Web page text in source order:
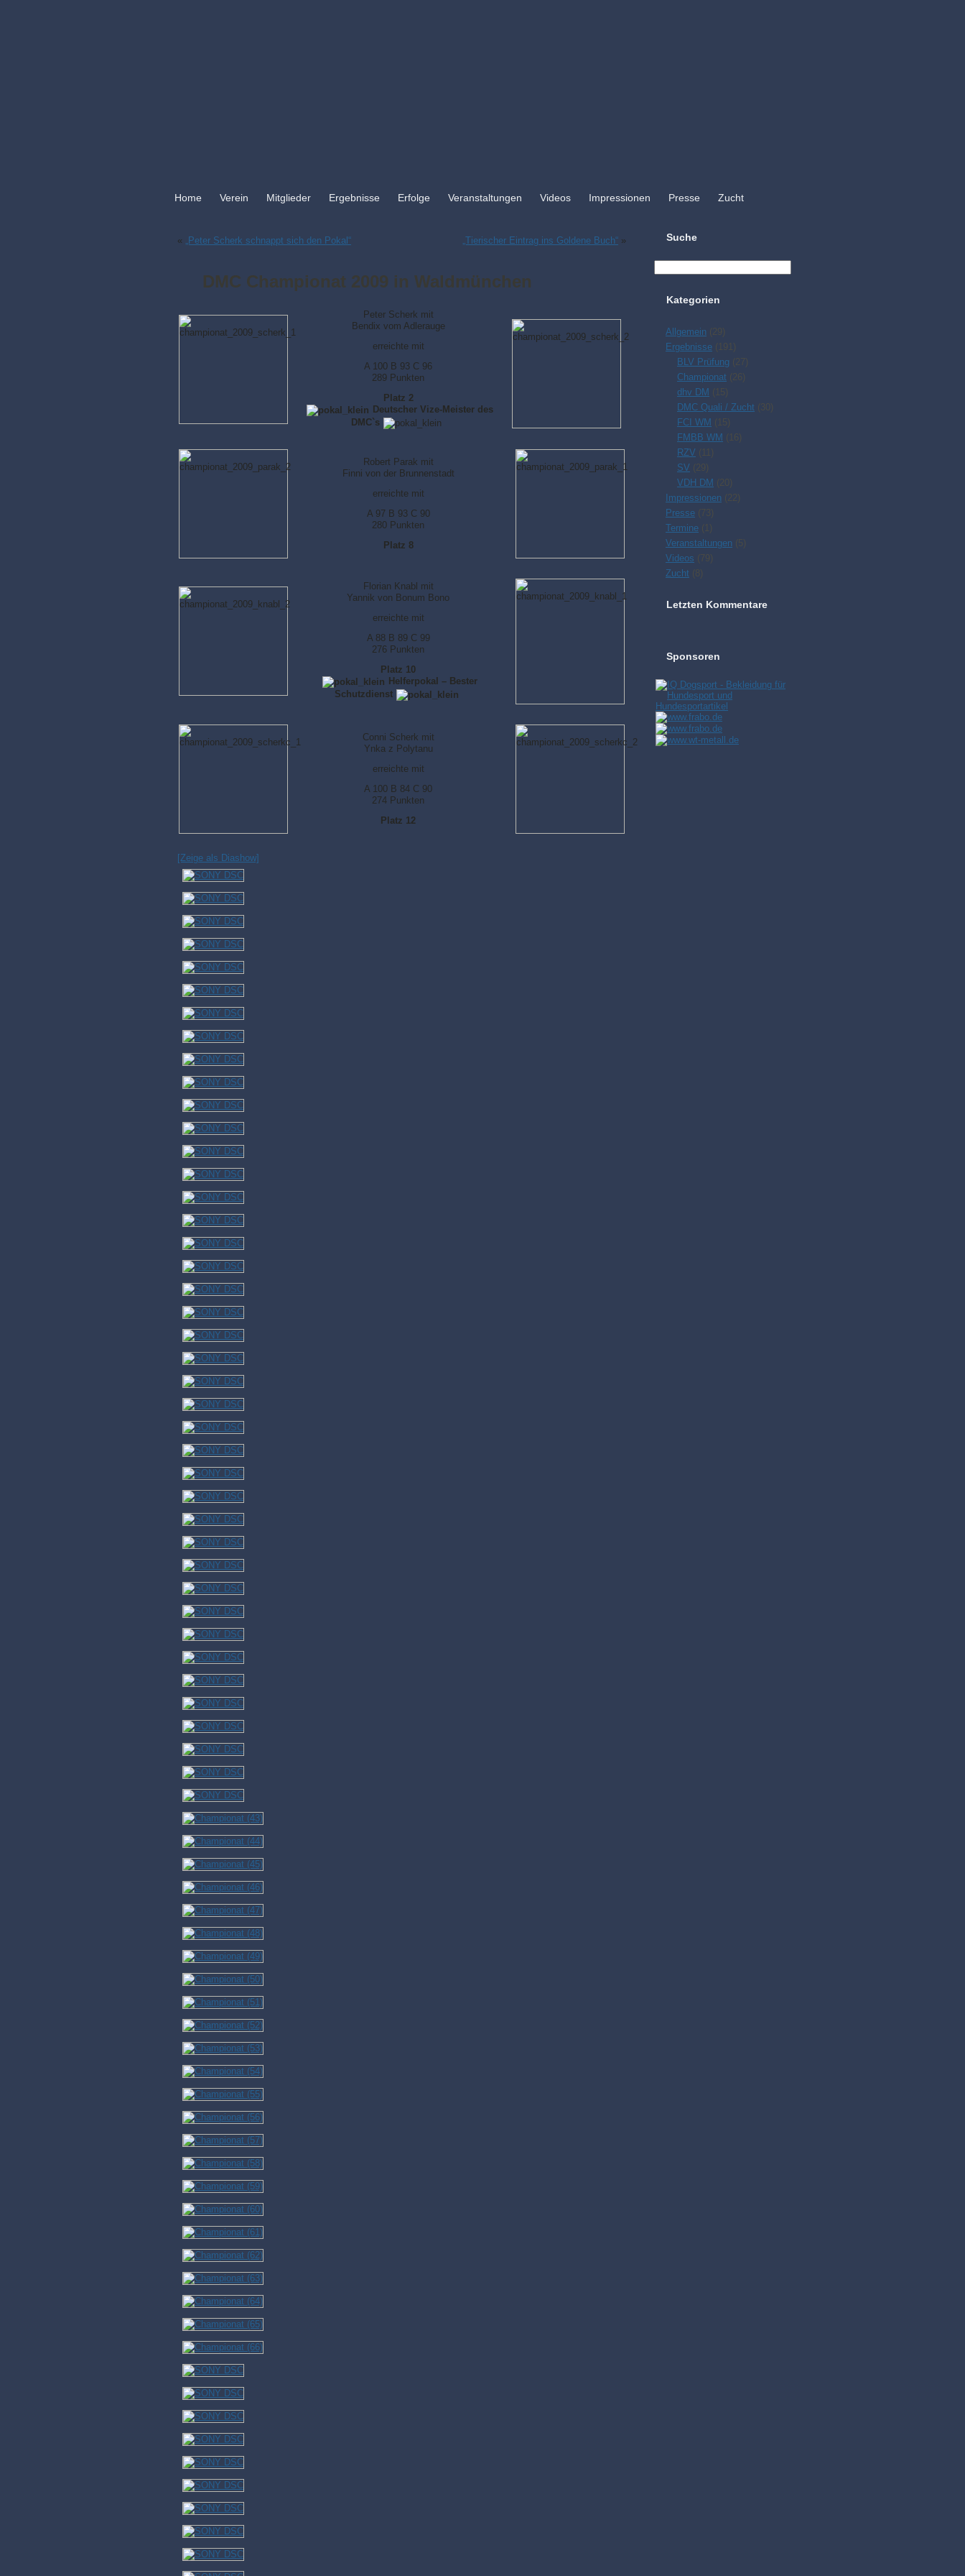
Home Verein Mitglieder Ergebnisse Erfolge Veranstaltungen Videos Impressionen Presse Zucht
« „Peter Scherk schnappt sich den Pokal“ „Tierischer Eintrag ins Goldene Buch“ »
DMC Championat 2009 in Waldmünchen
Peter Scherk mit
Bendix vom Adlerauge
erreichte mit
A 100 B 93 C 96
289 Punkten
Platz 2
Deutscher Vize-Meister des
DMC`s
Robert Parak mit
Finni von der Brunnenstadt
erreichte mit
A 97 B 93 C 90
280 Punkten
Platz 8
Florian Knabl mit
Yannik von Bonum Bono
erreichte mit
A 88 B 89 C 99
276 Punkten
Platz 10
Helferpokal – Bester
Schutzdienst
Conni Scherk mit
Ynka z Polytanu
erreichte mit
A 100 B 84 C 90
274 Punkten
Platz 12
[Zeige als Diashow]
Suche
Kategorien
Allgemein (29)
Ergebnisse (191)
BLV Prüfung (27)
Championat (26)
dhv DM (15)
DMC Quali / Zucht (30)
FCI WM (15)
FMBB WM (16)
RZV (11)
SV (29)
VDH DM (20)
Impressionen (22)
Presse (73)
Termine (1)
Veranstaltungen (5)
Videos (79)
Zucht (8)
Letzten Kommentare
Sponsoren